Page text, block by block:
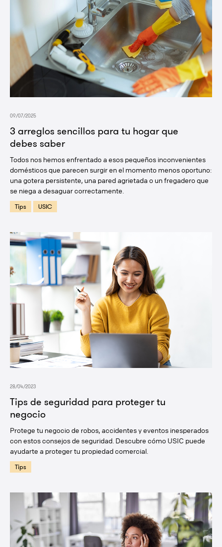
3 arreglos sencillos para tu hogar que
debes saber
09/07/2025
Todos nos hemos enfrentado a esos pequeños inconvenientes
domésticos que parecen surgir en el momento menos oportuno:
una gotera persistente, una pared agrietada o un fregadero que
se niega a desaguar correctamente.
Tips USIC
Tips de seguridad para proteger tu
negocio
28/04/2023
Protege tu negocio de robos, accidentes y eventos inesperados
con estos consejos de seguridad. Descubre cómo USIC puede
ayudarte a proteger tu propiedad comercial.
Tips